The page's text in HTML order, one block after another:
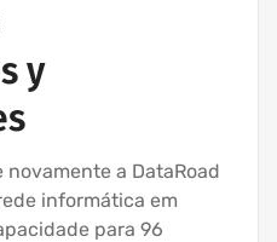
y
a DataRoad
informática em
para 96